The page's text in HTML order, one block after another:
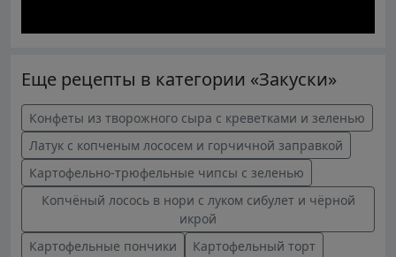
Еще рецепты в категории «Закуски»
Конфеты из творожного сыра с креветками и зеленью
Латук с копченым лососем и горчичной заправкой
Картофельно-трюфельные чипсы с зеленью
Копчёный лосось в нори с луком сибулет и чёрной
икрой
Картофельные пончики
Картофельный торт